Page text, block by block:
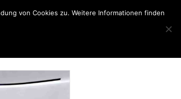
von Cookies zu. Weitere Informationen finden